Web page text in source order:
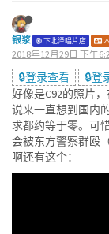
银浆 下北泽唱片店
2018年12月29日 下午
🔒登录查看
🔒登
好像是C92的照片
说来一直想到国内
求都约等于零。可
会被东方警察群殴（
啊还有这个：